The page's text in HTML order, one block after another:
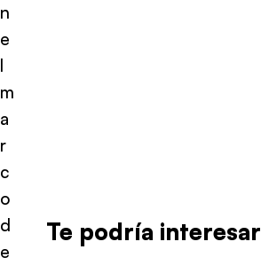
n
e
l
m
a
r
c
o
d
e
Te podría interesar